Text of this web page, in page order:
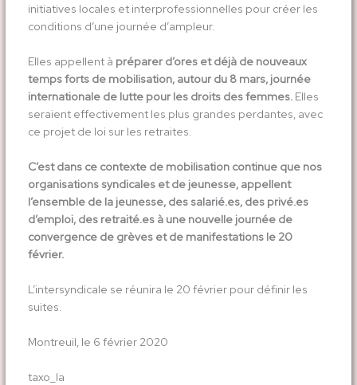
initiatives locales et interprofessionnelles pour créer les
conditions d’une journée d’ampleur.
Elles appellent à préparer d’ores et déjà de nouveaux
temps forts de mobilisation, autour du 8 mars, journée
internationale de lutte pour les droits des femmes.Elles
seraient effectivement les plus grandes perdantes, avec
ce projet de loi sur les retraites.
C’est dans ce contexte de mobilisation continue que nos
organisations syndicales et de jeunesse, appellent
l’ensemble de la jeunesse, des salarié.es, des privé.es
d’emploi, des retraité.es à une nouvelle journée de
convergence de grèves et de manifestations le 20
février.
L’intersyndicale se réunira le 20 février pour définir les
suites.
Montreuil, le 6 février 2020
taxo_la